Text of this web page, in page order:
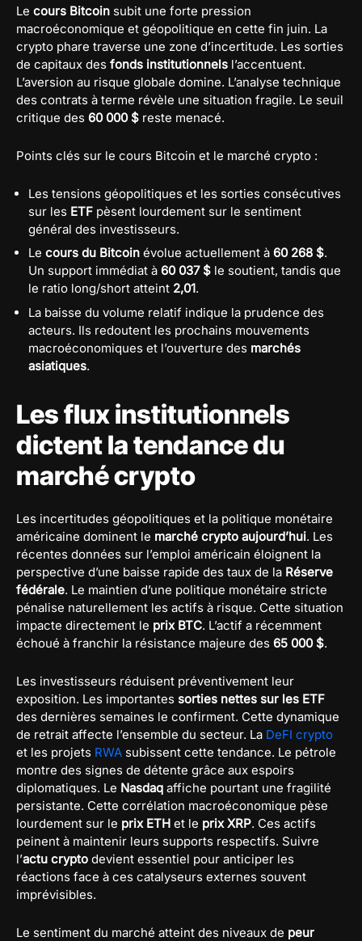
Le cours Bitcoin subit une forte pression
macroéconomique et géopolitique en cette fin juin. La
crypto phare traverse une zone d’incertitude. Les sorties
de capitaux des fonds institutionnels l’accentuent.
L’aversion au risque globale domine. L’analyse technique
des contrats à terme révèle une situation fragile. Le seuil
critique des 60 000 $ reste menacé.
Points clés sur le cours Bitcoin et le marché crypto :
Les tensions géopolitiques et les sorties consécutives
sur les ETF pèsent lourdement sur le sentiment
général des investisseurs.
Le cours du Bitcoin évolue actuellement à 60 268 $.
Un support immédiat à 60 037 $ le soutient, tandis que
le ratio long/short atteint 2,01.
La baisse du volume relatif indique la prudence des
acteurs. Ils redoutent les prochains mouvements
macroéconomiques et l’ouverture des marchés
asiatiques.
Les flux institutionnels
dictent la tendance du
marché crypto
Les incertitudes géopolitiques et la politique monétaire
américaine dominent le marché crypto aujourd’hui. Les
récentes données sur l’emploi américain éloignent la
perspective d’une baisse rapide des taux de la Réserve
fédérale. Le maintien d’une politique monétaire stricte
pénalise naturellement les actifs à risque. Cette situation
impacte directement le prix BTC. L’actif a récemment
échoué à franchir la résistance majeure des 65 000 $.
Les investisseurs réduisent préventivement leur
exposition. Les importantes sorties nettes sur les ETF
des dernières semaines le confirment. Cette dynamique
de retrait affecte l’ensemble du secteur. La DeFI crypto
et les projets RWA subissent cette tendance. Le pétrole
montre des signes de détente grâce aux espoirs
diplomatiques. Le Nasdaq affiche pourtant une fragilité
persistante. Cette corrélation macroéconomique pèse
lourdement sur le prix ETH et le prix XRP. Ces actifs
peinent à maintenir leurs supports respectifs. Suivre
l’actu crypto devient essentiel pour anticiper les
réactions face à ces catalyseurs externes souvent
imprévisibles.
Le sentiment du marché atteint des niveaux de peur